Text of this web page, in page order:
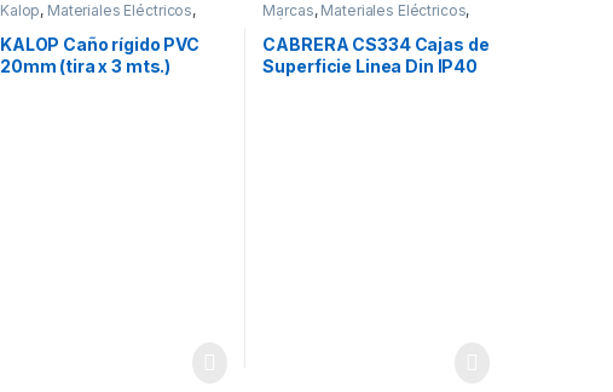
Kalop, Materiales Eléctricos,
Seguridad
KALOP Caño rígido PVC
20mm (tira x 3 mts.)
Marcas, Materiales Eléctricos,
Plásticos Cabrera
Tableros y Gabinetes
CABRERA CS334 Cajas de
Superficie Linea Din IP40